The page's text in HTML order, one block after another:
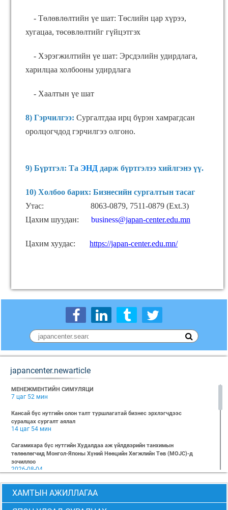
- Төлөвлөлтийн үе шат: Төслийн цар хүрээ,
хугацаа, төсөвлөлтийг гүйцэтгэх
- Хэрэгжилтийн үе шат: Эрсдэлийн удирдлага,
харилцаа холбооны удирдлага
- Хаалтын үе шат
8) Гэрчилгээ: Сургалтдаа ирц бүрэн хамрагдсан
оролцогчдод гэрчилгээ олгоно.
9) Бүртгэл: Та ЭНД дарж бүртгэлээ хийлгэнэ үү.
10) Холбоо барих: Бизнесийн сургалтын тасаг
Утас: 8063-0879, 7511-0879 (Ext.3)
Цахим шуудан: business@japan-center.edu.mn
Цахим хуудас: https://japan-center.edu.mn/
japancenter.newarticle
МЕНЕЖМЕНТИЙН СИМУЛЯЦИ
7 цаг 52 мин
Кансай бүс нутгийн олон талт туршлагатай бизнес эрхлэгчдээс
суралцах сургалт аялал
14 цаг 54 мин
Сагамихара бүс нутгийн Худалдаа аж үйлдвэрийн танхимын
төлөөлөгчид Монгол-Японы Хүний Нөөцийн Хөгжлийн Төв (MOJC)-д
зочиллоо
2026-08-04
"БИЗНЕС БА ХҮНИЙ ЭРХ" Нээлттэй семинарын бүртгэл эхэллээ
2026-07-28
ХАМТЫН АЖИЛЛАГАА